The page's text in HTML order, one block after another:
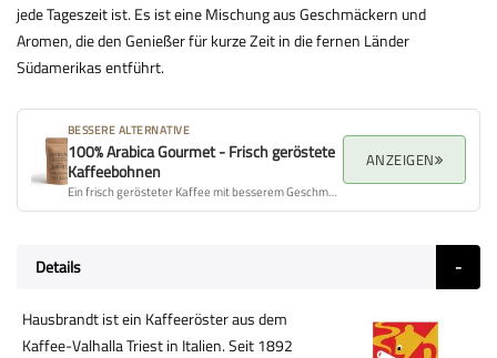
jede Tageszeit ist. Es ist eine Mischung aus Geschmäckern und
Aromen, die den Genießer für kurze Zeit in die fernen Länder
Südamerikas entführt.
BESSERE ALTERNATIVE
100% Arabica Gourmet - Frisch geröstete
Kaffeebohnen
Ein frisch gerösteter Kaffee mit besserem Geschmacksprofil, Aroma und Gesamtqualität.
ANZEIGEN
Details
Hausbrandt ist ein Kaffeeröster aus dem
Kaffee-Valhalla Triest in Italien. Seit 1892